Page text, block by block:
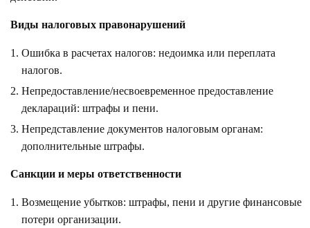
Виды налоговых правонарушений
Ошибка в расчетах налогов: недоимка или переплата
налогов.
Непредоставление/несвоевременное предоставление
деклараций: штрафы и пени.
Непредставление документов налоговым органам:
дополнительные штрафы.
Санкции и меры ответственности
Возмещение убытков: штрафы, пени и другие финансовые
потери организации.